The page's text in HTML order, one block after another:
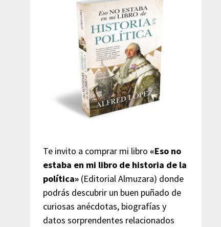
Te invito a comprar mi libro «Eso no
estaba en mi libro de historia de la
política»(Editorial Almuzara) donde
podrás descubrir un buen puñado de
curiosas anécdotas, biografías y
datos sorprendentes relacionados